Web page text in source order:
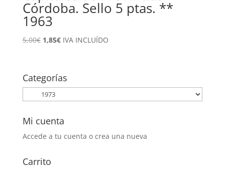
Córdoba. Sello 5 ptas. **
1963
5,00€ El
era:
5,00€.
1,85€El
es:
1,85€.
IVA INCLUÍDO
Categorías
Mi cuenta
Accede a tu cuenta o crea una nueva
Carrito